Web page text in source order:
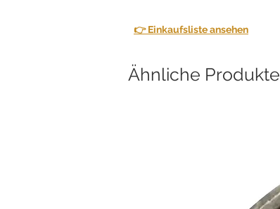
👉 Einkaufsliste ansehen
Ähnliche Produkte